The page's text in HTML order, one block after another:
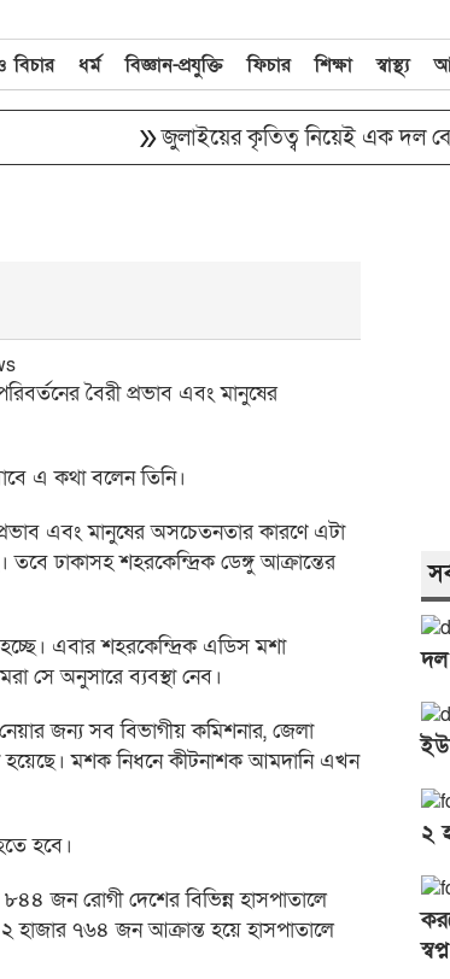
ধর্ম বিজ্ঞান-প্রযুক্তি ফিচার শিক্ষা স্বাস্থ্য
জুলাইয়ের কৃতিত্ব নিয়েই এক দল বেশি
বৈরী প্রভাব এবং মানুষের
এ কথা বলেন তিনি।
প্রভাব এবং মানুষের অসচেতনতার কারণে এটা
ঢাকাসহ শহরকেন্দ্রিক ডেঙ্গু আক্রান্তের
এবার শহরকেন্দ্রিক এডিস মশা
সে অনুসারে ব্যবস্থা নেব।
নেয়ার জন্য সব বিভাগীয় কমিশনার, জেলা
হয়েছে। মশক নিধনে কীটনাশক আমদানি এখন
হবে।
জন রোগী দেশের বিভিন্ন হাসপাতালে
৭৬৪ জন আক্রান্ত হয়ে হাসপাতালে
দল
২